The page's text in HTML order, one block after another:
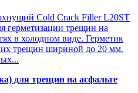
Cold Crack Filler L20SТ
герметизации трещин на
в холодном виде. Герметик
трещин шириной до 20 мм.
для трещин на асфальте